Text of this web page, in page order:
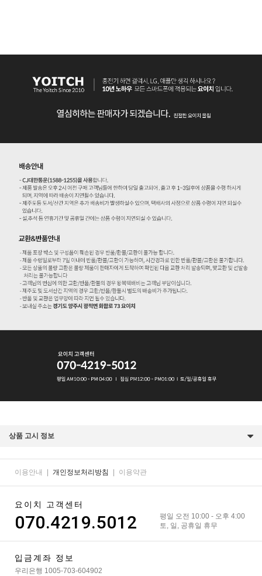
상품 고시 정보
이용안내 개인정보처리방침 이용약관
요이치 고객센터
070.4219.5012
평일 오전 10:00 - 오후 4:00
토, 일, 공휴일 휴무
입금계좌 정보
우리은행 1005-703-604902